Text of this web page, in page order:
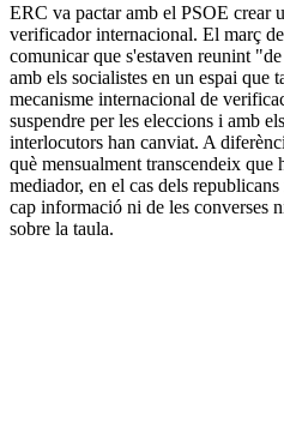
ERC va pactar amb el PSOE crear
verificador internacional. El març
comunicar que s'estaven reunint
amb els socialistes en un espai que
mecanisme internacional de
suspendre per les eleccions i amb
interlocutors han canviat. A
què mensualment transcendeix que
mediador, en el cas dels
cap informació ni de les converses
sobre la taula.